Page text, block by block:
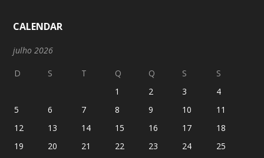
CALENDAR
julho 2026
D S T Q Q S
S
1
2 3
4
5
6 7 8 9 10
11
12
13 14 15 16 17
18
19
20 21 22 23 24
25